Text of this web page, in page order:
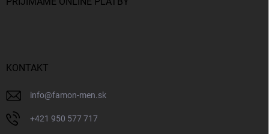
KONTAKT
info@famon-men.sk
+421 950 577 717